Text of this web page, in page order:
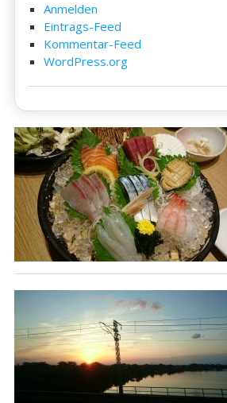
Anmelden
Eintrags-Feed
Kommentar-Feed
WordPress.org